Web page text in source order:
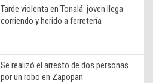
Tarde violenta en Tonalá: joven llega
corriendo y herido a ferretería
Se realizó el arresto de dos personas
por un robo en Zapopan